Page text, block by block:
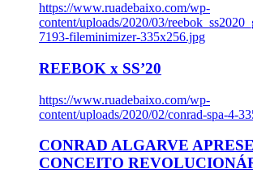
https://www.ruadebaixo.com/wp-
content/uploads/2020/03/
7193-fileminimizer-335x256.jpg
REEBOK x SS’20
https://www.ruadebaixo.com/wp-
content/uploads/2020/02/conrad-spa-4-
CONRAD ALGARVE
CONCEITO